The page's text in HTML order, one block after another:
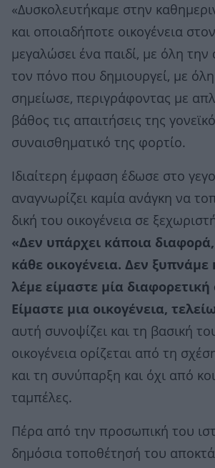
«Δυσκολευτήκαμε στην
και οποιαδήποτε οικογένεια
μεγαλώσει ένα παιδί, με όλη
τον πόνο που δημιουργεί, με
σημείωσε, περιγράφοντας με
βάθος τις απαιτήσεις της
συναισθηματικό της φορτίο.
Ιδιαίτερη έμφαση έδωσε στο
αναγνωρίζει καμία ανάγκη να
δική του οικογένεια σε
«Δεν υπάρχει κάποια διαφορά,
κάθε οικογένεια. Δεν ξυπνάμε
λέμε είμαστε μία διαφορετική
Είμαστε μια οικογένεια,
αυτή συνοψίζει και τη βασική
οικογένεια ορίζεται από τη
και τη συνύπαρξη και όχι από
ταμπέλες.
Πέρα από την προσωπική του
δημόσια τοποθέτησή του αποκτά